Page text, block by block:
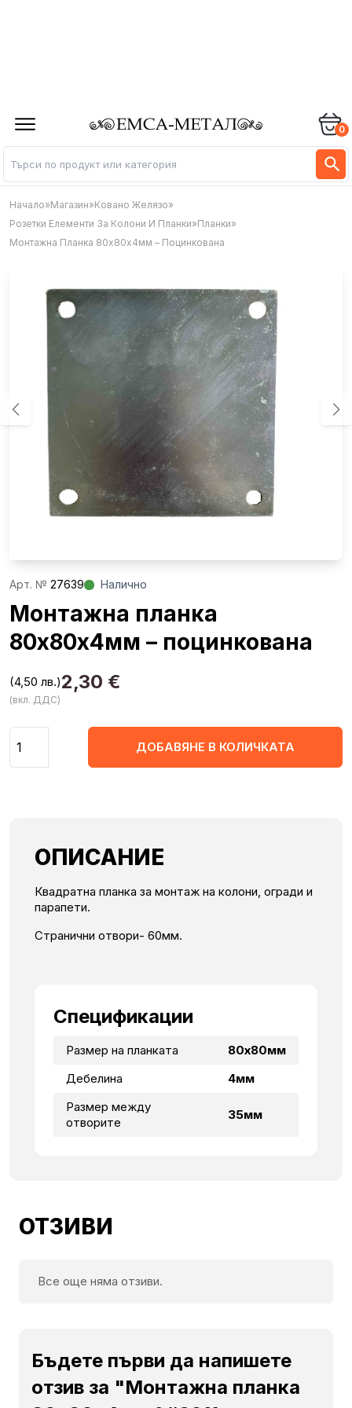
0
Начало»Магазин»Ковано Желязо»
Розетки Елементи За Колони И Планки»Планки»
Монтажна Планка 80х80х4мм – Поцинкована
Aрт. № 27639 Налично
Монтажна планка
80х80х4мм – поцинкована
2,30 €
(4,50 лв.)
(вкл. ДДС)
ДОБАВЯНЕ В КОЛИЧКАТА
ОПИСАНИЕ
Квадратна планка за монтаж на колони, огради и
парапети.
Странични отвори- 60мм.
Спецификации
Размер на планката
80х80мм
Дебелина
4мм
Размер между
отворите
35мм
ОТЗИВИ
Все още няма отзиви.
Бъдете първи да напишете
отзив за "Монтажна планка